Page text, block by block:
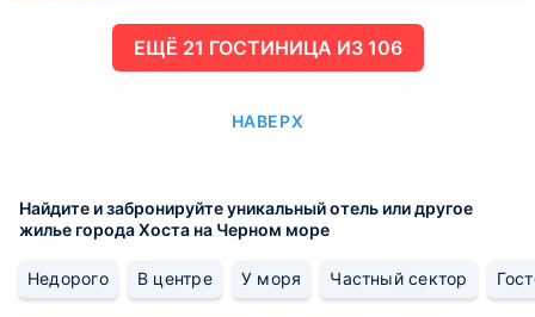
ЕЩË 21 ГОСТИНИЦА ИЗ 106
НАВЕРХ
Найдите и забронируйте уникальный отель или другое
жилье города Хоста на Черном море
Недорого В центре У моря Частный сектор